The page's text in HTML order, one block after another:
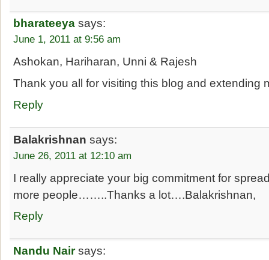
bharateeya says:
June 1, 2011 at 9:56 am
Ashokan, Hariharan, Unni & Rajesh
Thank you all for visiting this blog and extending
Reply
Balakrishnan says:
June 26, 2011 at 12:10 am
I really appreciate your big commitment for
more people……..Thanks a lot….Balakrishnan,
Reply
Nandu Nair says: